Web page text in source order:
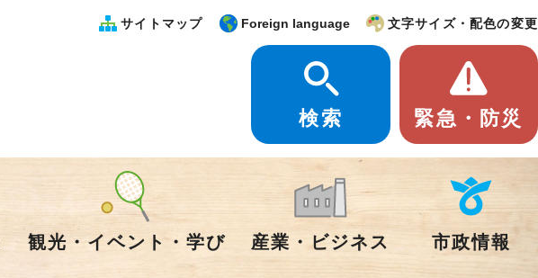
サイトマップ Foreign language 文字サイズ・配色の変更
検索 緊急・防災
観光・イベント・学び 産業・ビジネス 市政情報